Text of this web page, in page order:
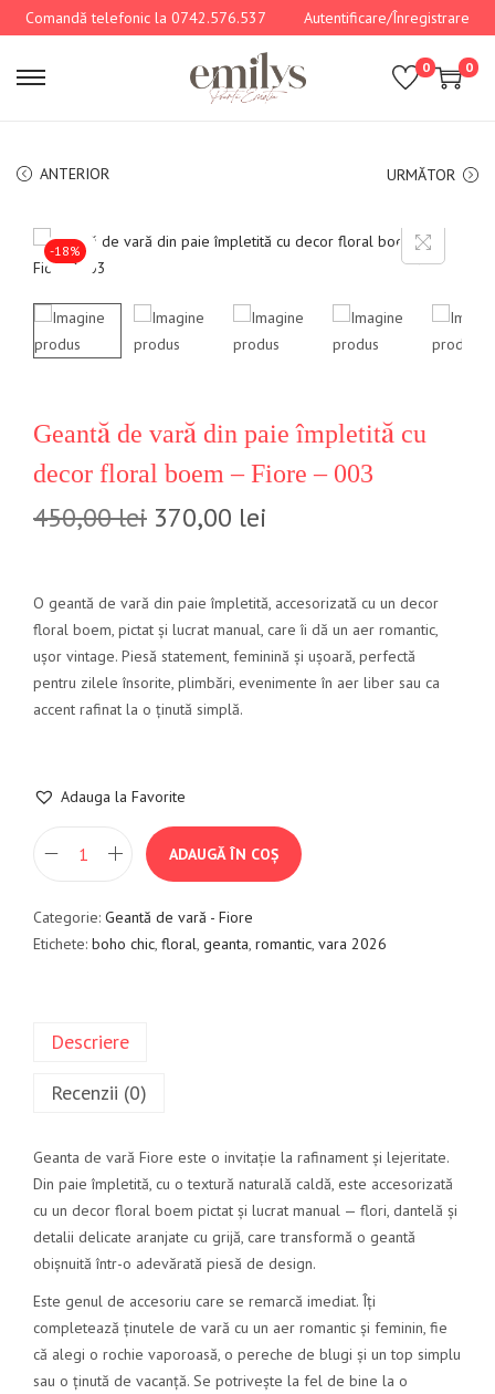
Comandă telefonic la 0742.576.537 Autentificare/Înregistrare
0 0
ANTERIOR URMĂTOR
-18%
Geantă de vară din paie împletită cu
decor floral boem – Fiore – 003
450,00lei 370,00 lei
O geantă de vară din paie împletită, accesorizată cu un decor
floral boem, pictat și lucrat manual, care îi dă un aer romantic,
ușor vintage. Piesă statement, feminină și ușoară, perfectă
pentru zilele însorite, plimbări, evenimente în aer liber sau ca
accent rafinat la o ținută simplă.
Adauga la Favorite
ADAUGĂ ÎN COȘ
Categorie: Geantă de vară - Fiore
Etichete: boho chic, floral, geanta, romantic, vara 2026
Descriere
Recenzii (0)
Geanta de vară Fiore este o invitație la rafinament și lejeritate.
Din paie împletită, cu o textură naturală caldă, este accesorizată
cu un decor floral boem pictat și lucrat manual — flori, dantelă și
detalii delicate aranjate cu grijă, care transformă o geantă
obișnuită într-o adevărată piesă de design.
Este genul de accesoriu care se remarcă imediat. Îți
completează ținutele de vară cu un aer romantic și feminin, fie
că alegi o rochie vaporoasă, o pereche de blugi și un top simplu
sau o ținută de vacanță. Se potrivește la fel de bine la o